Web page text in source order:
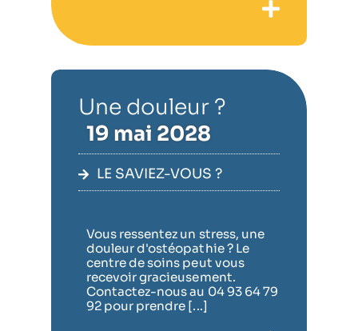
Une douleur ?
19 mai 2028
LE SAVIEZ-VOUS ?
Vous ressentez un stress, une
douleur d'ostéopathie ? Le
centre de soins peut vous
recevoir gracieusement.
Contactez-nous au 04 93 64 79
92 pour prendre [...]